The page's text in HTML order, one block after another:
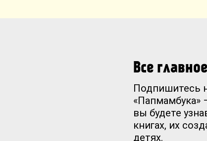
Все
Подпишитесь
вы будете
книгах, их
детях.